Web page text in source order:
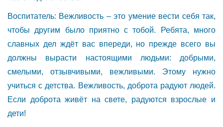
Воспитатель: Вежливость – это умение вести себя так,
чтобы другим было приятно с тобой. Ребята, много
славных дел ждёт вас впереди, но прежде всего вы
должны вырасти настоящими людьми: добрыми,
смелыми, отзывчивыми, вежливыми. Этому нужно
учиться с детства. Вежливость, доброта радуют людей.
Если доброта живёт на свете, радуются взрослые и
дети!